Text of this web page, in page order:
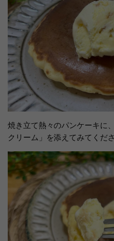
焼き立て熱々のパンケーキに
クリーム」を添えてみてくださ